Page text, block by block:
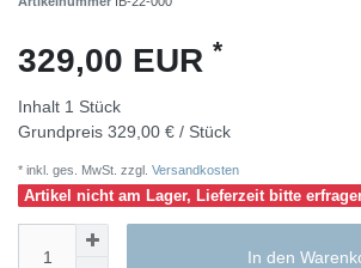
329,00 EUR *
Inhalt 1 Stück
Grundpreis 329,00 € / Stück
* inkl. ges. MwSt. zzgl. Versandkosten
Artikel nicht am Lager, Lieferzeit bitte
In den